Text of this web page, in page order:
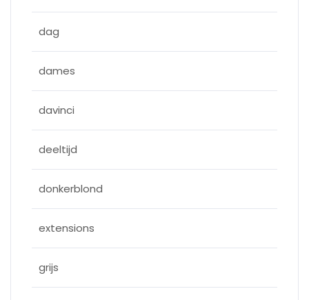
dag
dames
davinci
deeltijd
donkerblond
extensions
grijs